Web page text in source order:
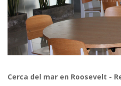
Cerca del mar en Roosevelt -